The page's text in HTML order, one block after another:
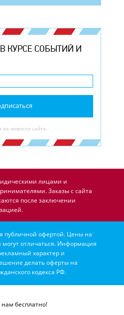
КУРСЕ СОБЫТИЙ И
на новости сайта.
лицами и
Заказы с сайта
после заключении
публичной офертой. Цены на
могут отличаться. Информация
характер и
делать оферты на
кодекса РФ.
бесплатно!